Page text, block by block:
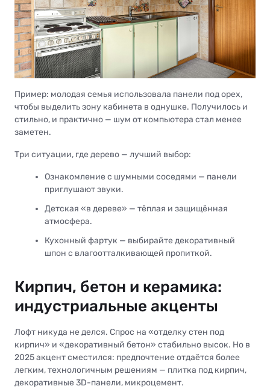
Пример: молодая семья использовала панели под орех,
чтобы выделить зону кабинета в однушке. Получилось и
стильно, и практично — шум от компьютера стал менее
заметен.
Три ситуации, где дерево — лучший выбор:
Ознакомление с шумными соседями — панели
приглушают звуки.
Детская «в дереве» — тёплая и защищённая
атмосфера.
Кухонный фартук — выбирайте декоративный
шпон с влагоотталкивающей пропиткой.
Кирпич, бетон и керамика:
индустриальные акценты
Лофт никуда не делся. Спрос на «отделку стен под
кирпич» и «декоративный бетон» стабильно высок. Но в
2025 акцент сместился: предпочтение отдаётся более
легким, технологичным решениям — плитка под кирпич,
декоративные 3D-панели, микроцемент.